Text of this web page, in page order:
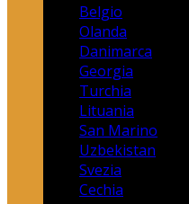
Belgio
Olanda
Danimarca
Georgia
Turchia
Lituania
San Marino
Uzbekistan
Svezia
Cechia